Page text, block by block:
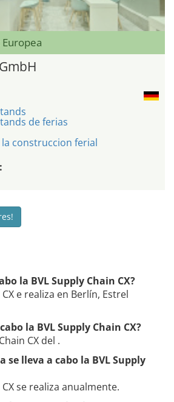
de ferias
construccion ferial
la BVL Supply Chain CX?
e realiza en Berlín, Estrel
la BVL Supply Chain CX?
CX del .
se lleva a cabo la BVL Supply
CX se realiza anualmente.